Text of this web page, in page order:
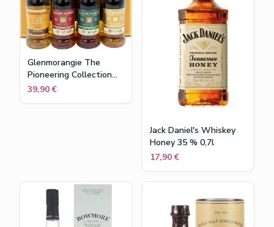
Glenmorangie The
Pioneering Collection
Miniaturenset (4x10cl)
39,90 €
Jack Daniel's Whiskey
Honey 35 % 0,7l
17,90 €